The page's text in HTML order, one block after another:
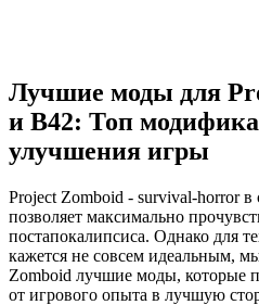
Лучшие моды для
и B42: Топ
улучшения игры
Project Zomboid - survival-horror
позволяет максимально
постапокалипсиса. Однако для
кажется не совсем идеальным,
Zomboid лучшие моды, которые
от игрового опыта в лучшую